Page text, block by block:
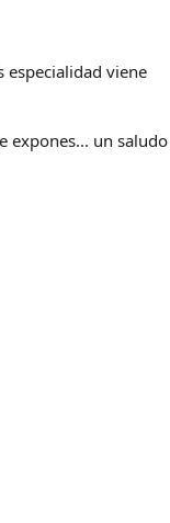
especialidad viene
expones... un saludo